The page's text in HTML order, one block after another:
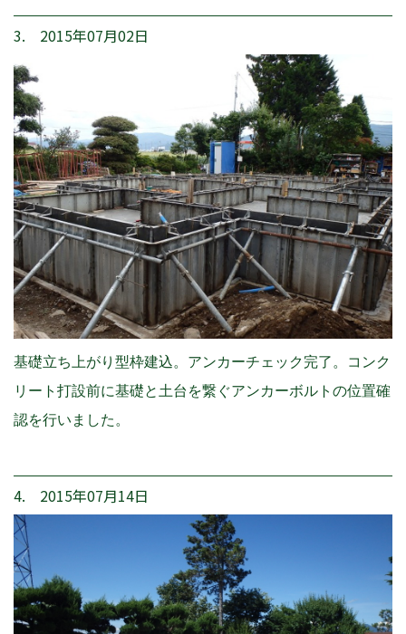
3. 2015年07月02日
基礎立ち上がり型枠建込。アンカーチェック完了。コンク
リート打設前に基礎と土台を繋ぐアンカーボルトの位置確
認を行いました。
4. 2015年07月14日